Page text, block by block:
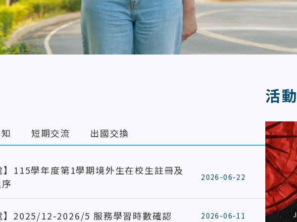
短期交流 出國交換
】115學年度第1學期境外生在校生註冊及
2026-06-22
】2025/12-2026/5 服務學習時數確認 2026-06-11
活